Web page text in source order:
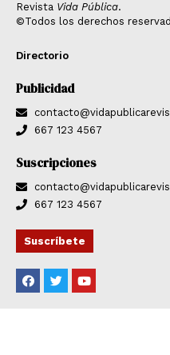
Revista Vida Pública.
©Todos los derechos
Directorio
Publicidad
667 123 4567
Suscripciones
667 123 4567
Suscríbete
F
a
c
T
w
i
Y
o
u